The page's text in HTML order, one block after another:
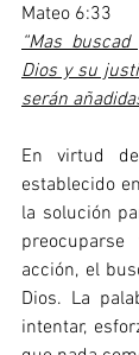
Mateo 6:33
“Mas
Dios y su
serán
En virtud
establecido
la solución
acción, el
Dios. La
intentar,